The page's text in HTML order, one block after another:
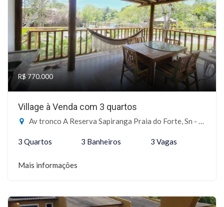
R$ 770.000
Village à Venda com 3 quartos
Av tronco A Reserva Sapiranga Praia do Forte, Sn - Reserva Sapiranga, Mata de São João-BA
3 Quartos 3 Banheiros 3 Vagas
Mais informações